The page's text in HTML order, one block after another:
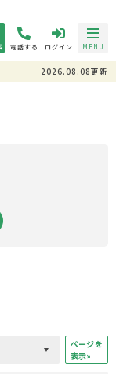
電話する ログイン MENU
2026.08.08更新
ページを
表示»